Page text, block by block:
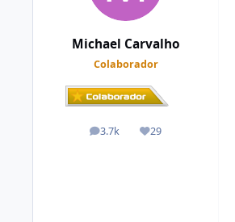
Michael Carvalho
Colaborador
3.7k
posts 29
Reputação